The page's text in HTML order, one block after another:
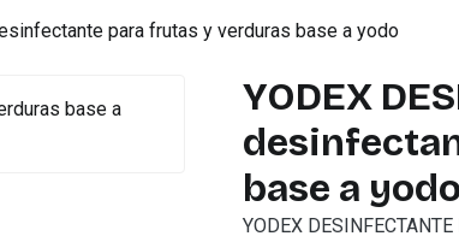
para frutas y verduras base a yodo
YODEX
base a yodo
YODEX